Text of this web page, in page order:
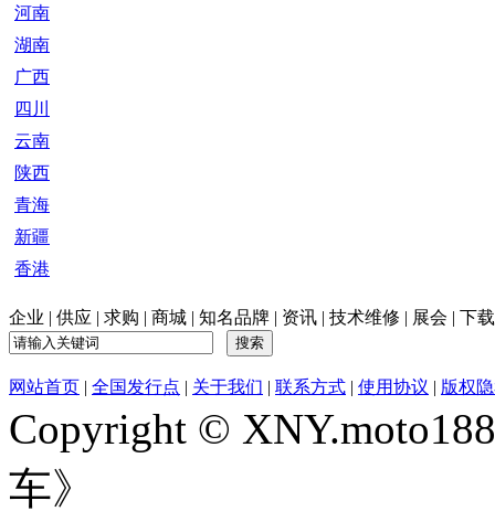
河南
湖南
广西
四川
云南
陕西
青海
新疆
香港
企业 | 供应 | 求购 | 商城 | 知名品牌 | 资讯 | 技术维修 | 展会 | 下载
网站首页 | 全国发行点 | 关于我们 | 联系方式 | 使用协议 | 版权
Copyright ©
车》